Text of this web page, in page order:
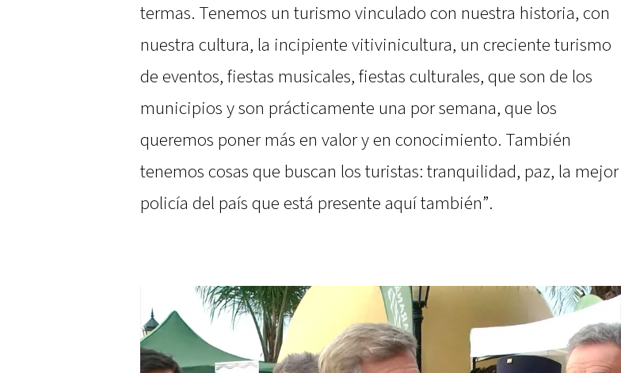
termas. Tenemos un turismo vinculado con nuestra historia, con
nuestra cultura, la incipiente vitivinicultura, un creciente turismo
de eventos, fiestas musicales, fiestas culturales, que son de los
municipios y son prácticamente una por semana, que los
queremos poner más en valor y en conocimiento. También
tenemos cosas que buscan los turistas: tranquilidad, paz, la mejor
policía del país que está presente aquí también”.